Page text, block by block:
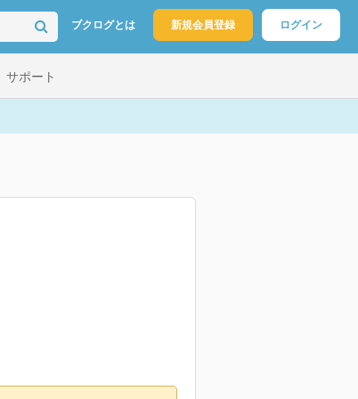
ブクログとは 新規会員登録 ログイン
サポート